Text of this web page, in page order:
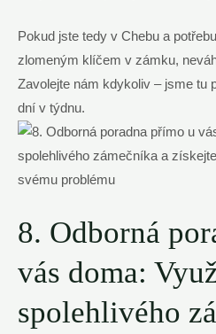
Pokud jste ⁤tedy‌ v Chebu a
zlomeným klíčem⁣ v zámku,
Zavolejte nám kdykoliv​ – jsme tu
dní v týdnu.
8. Odborná
vás doma:⁤
spolehlivého